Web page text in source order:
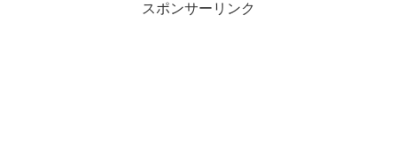
スポンサーリンク